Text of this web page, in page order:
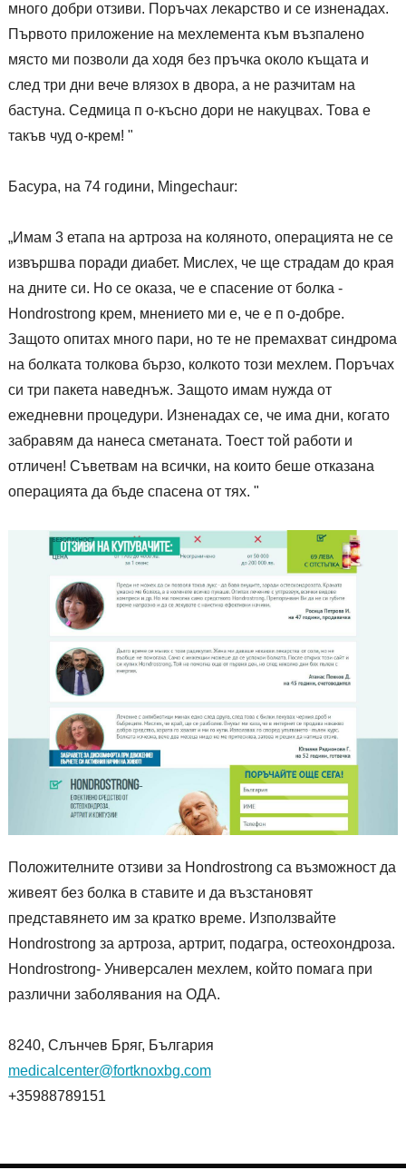
много добри отзиви. Поръчах лекарство и се изненадах.
Първото приложение на мехлемента към възпалено
място ми позволи да ходя без пръчка около къщата и
след три дни вече влязох в двора, а не разчитам на
бастуна. Седмица п о-късно дори не накуцвах. Това е
такъв чуд о-крем! "
Басура, на 74 години, Mingechaur:
„Имам 3 етапа на артроза на коляното, операцията не се
извършва поради диабет. Мислех, че ще страдам до края
на дните си. Но се оказа, че е спасение от болка -
Hondrostrong крем, мнението ми е, че е п о-добре.
Защото опитах много пари, но те не премахват синдрома
на болката толкова бързо, колкото този мехлем. Поръчах
си три пакета наведнъж. Защото имам нужда от
ежедневни процедури. Изненадах се, че има дни, когато
забравям да нанеса сметаната. Тоест той работи и
отличен! Съветвам на всички, на които беше отказана
операцията да бъде спасена от тях. "
Положителните отзиви за Hondrostrong са възможност да
живеят без болка в ставите и да възстановят
представянето им за кратко време. Използвайте
Hondrostrong за артроза, артрит, подагра, остеохондроза.
Hondrostrong- Универсален мехлем, който помага при
различни заболявания на ОДА.
8240, Слънчев Бряг, България
medicalcenter@fortknoxbg.com
+35988789151